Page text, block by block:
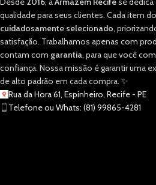
qualidade para seus clientes. Cada item
cuidadosamente selecionado,
satisfação. Trabalhamos apenas com
contam com garantia, para que você
confiança. Nossa missão é garantir uma
de alto padrão em cada compra. ✨
Rua da Hora 61, Espinheiro, Recife - PE
Telefone ou Whats: (81) 99865-4281